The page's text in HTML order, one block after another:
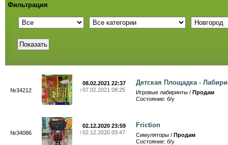
Фильтрация
№34212
08.02.2021 22:37
↑07.02.2021 08:25
Детская Площадка -
Игровые лабиринты / Продам
Состояние: б/у
№34086
02.12.2020 23:59
↑02.12.2020 03:47
Friction
Симуляторы / Продам
Состояние: б/у